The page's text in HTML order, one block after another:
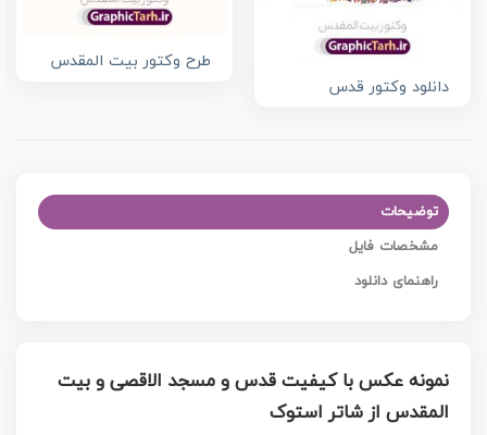
دانلود وکتور قدس
طرح وکتور بیت المقدس
توضیحات
مشخصات فایل
راهنمای دانلود
نمونه عکس با کیفیت قدس و مسجد الاقصی و بیت
المقدس از شاتر استوک